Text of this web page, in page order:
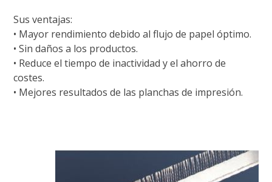
Sus ventajas:
• Mayor rendimiento debido al flujo de papel óptimo.
• Sin daños a los productos.
• Reduce el tiempo de inactividad y el ahorro de
costes.
• Mejores resultados de las planchas de impresión.